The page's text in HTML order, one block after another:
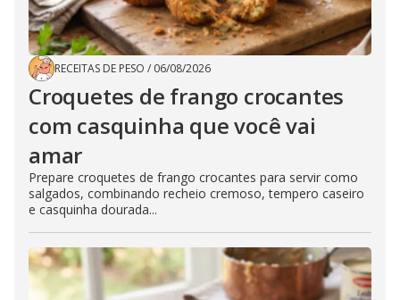
RECEITAS DE PESO / 06/08/2026
Croquetes de frango crocantes
com casquinha que você vai
amar
Prepare croquetes de frango crocantes para servir como
salgados, combinando recheio cremoso, tempero caseiro
e casquinha dourada...